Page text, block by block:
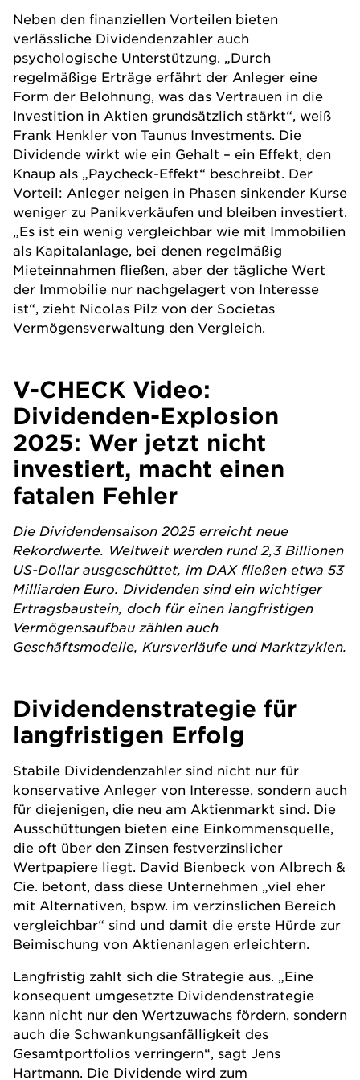
Neben den finanziellen Vorteilen bieten
verlässliche Dividendenzahler auch
psychologische Unterstützung. „Durch
regelmäßige Erträge erfährt der Anleger eine
Form der Belohnung, was das Vertrauen in die
Investition in Aktien grundsätzlich stärkt“, weiß
Frank Henkler von Taunus Investments. Die
Dividende wirkt wie ein Gehalt – ein Effekt, den
Knaup als „Paycheck-Effekt“ beschreibt. Der
Vorteil: Anleger neigen in Phasen sinkender Kurse
weniger zu Panikverkäufen und bleiben investiert.
„Es ist ein wenig vergleichbar wie mit Immobilien
als Kapitalanlage, bei denen regelmäßig
Mieteinnahmen fließen, aber der tägliche Wert
der Immobilie nur nachgelagert von Interesse
ist“, zieht Nicolas Pilz von der Societas
Vermögensverwaltung den Vergleich.
V-CHECK Video:
Dividenden-Explosion
2025: Wer jetzt nicht
investiert, macht einen
fatalen Fehler
Die Dividendensaison 2025 erreicht neue
Rekordwerte. Weltweit werden rund 2,3 Billionen
US-Dollar ausgeschüttet, im DAX fließen etwa 53
Milliarden Euro. Dividenden sind ein wichtiger
Ertragsbaustein, doch für einen langfristigen
Vermögensaufbau zählen auch
Geschäftsmodelle, Kursverläufe und Marktzyklen.
Dividendenstrategie für
langfristigen Erfolg
Stabile Dividendenzahler sind nicht nur für
konservative Anleger von Interesse, sondern auch
für diejenigen, die neu am Aktienmarkt sind. Die
Ausschüttungen bieten eine Einkommensquelle,
die oft über den Zinsen festverzinslicher
Wertpapiere liegt. David Bienbeck von Albrech &
Cie. betont, dass diese Unternehmen „viel eher
mit Alternativen, bspw. im verzinslichen Bereich
vergleichbar“ sind und damit die erste Hürde zur
Beimischung von Aktienanlagen erleichtern.
Langfristig zahlt sich die Strategie aus. „Eine
konsequent umgesetzte Dividendenstrategie
kann nicht nur den Wertzuwachs fördern, sondern
auch die Schwankungsanfälligkeit des
Gesamtportfolios verringern“, sagt Jens
Hartmann. Die Dividende wird zum